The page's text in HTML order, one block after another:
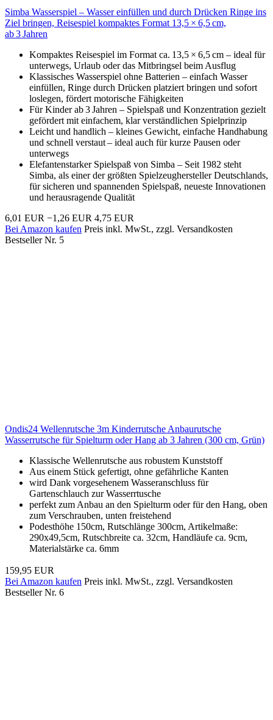
Simba Wasserspiel – Wasser einfüllen und durch Drücken Ringe ins
Ziel bringen, Reisespiel kompaktes Format 13,5 × 6,5 cm,
ab 3 Jahren
Kompaktes Reisespiel im Format ca. 13,5 × 6,5 cm – ideal für
unterwegs, Urlaub oder das Mitbringsel beim Ausflug
Klassisches Wasserspiel ohne Batterien – einfach Wasser
einfüllen, Ringe durch Drücken platziert bringen und sofort
loslegen, fördert motorische Fähigkeiten
Für Kinder ab 3 Jahren – Spielspaß und Konzentration gezielt
gefördert mit einfachem, klar verständlichen Spielprinzip
Leicht und handlich – kleines Gewicht, einfache Handhabung
und schnell verstaut – ideal auch für kurze Pausen oder
unterwegs
Elefantenstarker Spielspaß von Simba – Seit 1982 steht
Simba, als einer der größten Spielzeughersteller Deutschlands,
für sicheren und spannenden Spielspaß, neueste Innovationen
und herausragende Qualität
6,01 EUR −1,26 EUR 4,75 EUR
Bei Amazon kaufen Preis inkl. MwSt., zzgl. Versandkosten
Bestseller Nr. 5
Ondis24 Wellenrutsche 3m Kinderrutsche Anbaurutsche
Wasserrutsche für Spielturm oder Hang ab 3 Jahren (300 cm, Grün)
Klassische Wellenrutsche aus robustem Kunststoff
Aus einem Stück gefertigt, ohne gefährliche Kanten
wird Dank vorgesehenem Wasseranschluss für
Gartenschlauch zur Wasserrtusche
perfekt zum Anbau an den Spielturm oder für den Hang, oben
zum Verschrauben, unten freistehend
Podesthöhe 150cm, Rutschlänge 300cm, Artikelmaße:
290x49,5cm, Rutschbreite ca. 32cm, Handläufe ca. 9cm,
Materialstärke ca. 6mm
159,95 EUR
Bei Amazon kaufen Preis inkl. MwSt., zzgl. Versandkosten
Bestseller Nr. 6